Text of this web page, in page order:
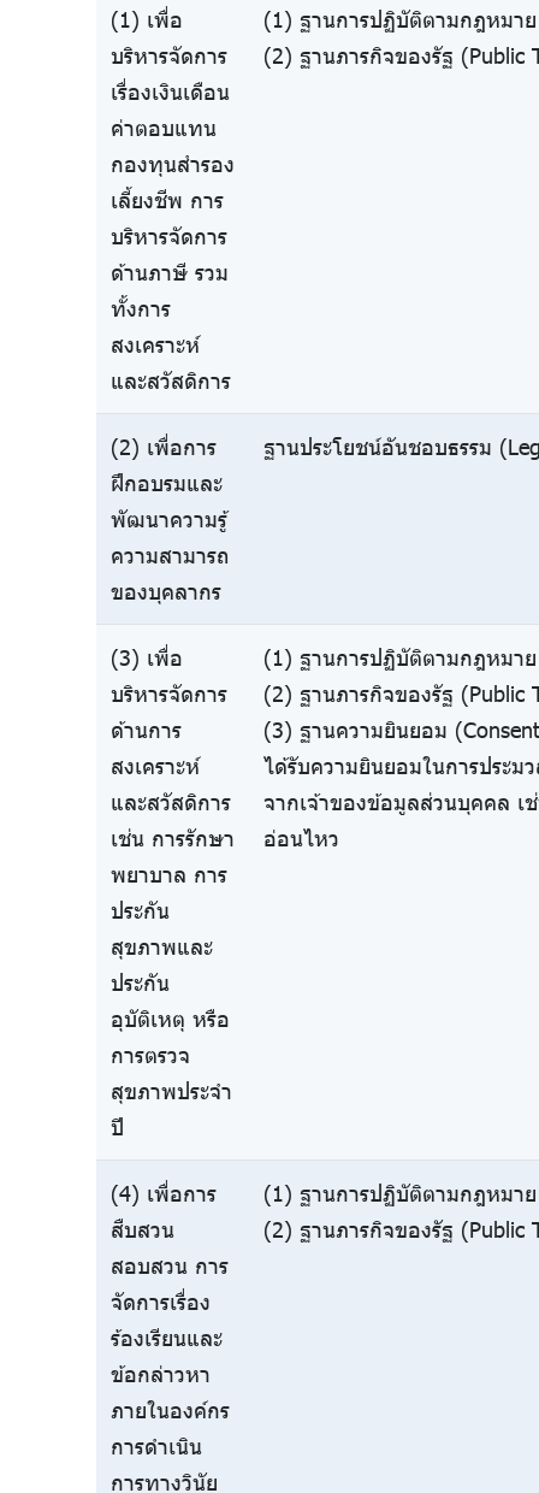
(1) เพื่อ
บริหารจัดการ
เรื่องเงินเดือน
ค่าตอบแทน
กองทุนสำรอง
เลี้ยงชีพ การ
บริหารจัดการ
ด้านภาษี รวม
ทั้งการ
สงเคราะห์
และสวัสดิการ
(1) ฐานการปฏิบัติตามกฎหมา
(2) ฐานภารกิจของรัฐ (Public
(2) เพื่อการ
ฝึกอบรมและ
พัฒนาความรู้
ความสามารถ
ของบุคลากร
ฐานประโยชน์อันชอบธรรม
(3) เพื่อ
บริหารจัดการ
ด้านการ
สงเคราะห์
และสวัสดิการ
เช่น การรักษา
พยาบาล การ
ประกัน
สุขภาพและ
ประกัน
อุบัติเหตุ หรือ
การตรวจ
สุขภาพประจำ
ปี
(1) ฐานการปฏิบัติตามกฎหมา
(2) ฐานภารกิจของรัฐ (Public
(3) ฐานความยินยอม
ได้รับความยินยอมในการประ
จากเจ้าของข้อมูลส่วนบุคคล
อ่อนไหว
(4) เพื่อการ
สืบสวน
สอบสวน การ
จัดการเรื่อง
ร้องเรียนและ
ข้อกล่าวหา
ภายในองค์กร
การดำเนิน
การทางวินัย
(1) ฐานการปฏิบัติตามกฎหมา
(2) ฐานภารกิจของรัฐ (Public